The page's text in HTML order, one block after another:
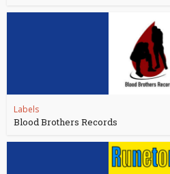
Labels
Blood Brothers Records